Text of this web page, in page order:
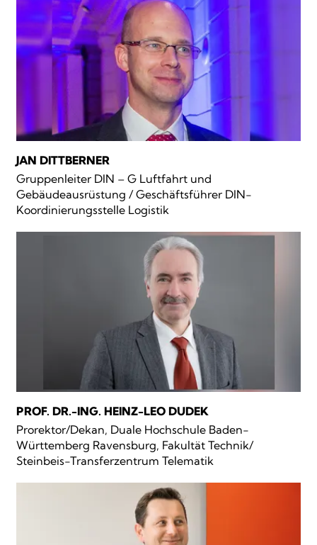
JAN DITTBERNER
Gruppenleiter DIN – G Luftfahrt und
Gebäudeausrüstung / Geschäftsführer DIN-
Koordinierungsstelle Logistik
PROF. DR.-ING. HEINZ-LEO DUDEK
Prorektor/Dekan, Duale Hochschule Baden-
Württemberg Ravensburg, Fakultät Technik/
Steinbeis-Transferzentrum Telematik